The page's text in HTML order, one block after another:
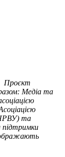
Проєкт
Медіа та
та
підтримки